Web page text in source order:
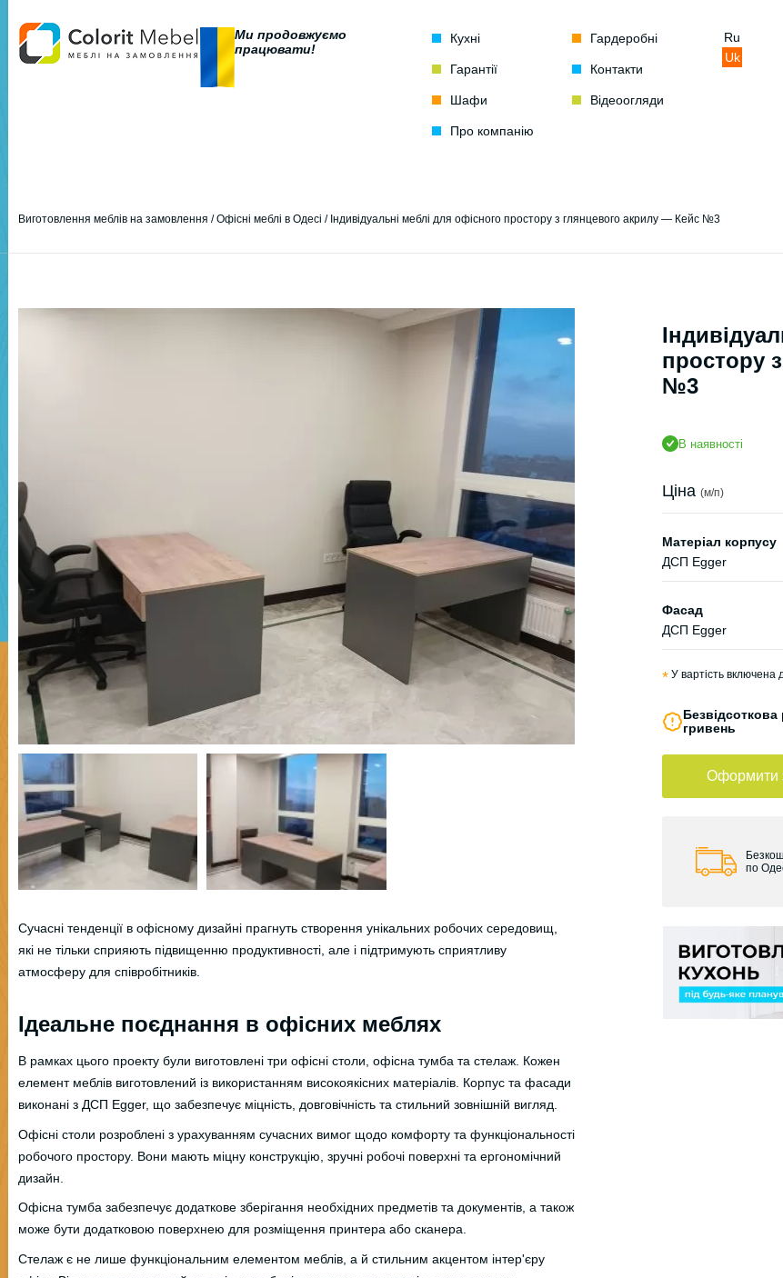
Ми продовжуємо
працювати!
Кухні Гардеробні
Гарантії Контакти
Шафи Відеоогляди
Про компанію
Uk
Ru
Виготовлення меблів на замовлення /Офісні меблі в Одесі / Індивідуальні меблі для офісного простору з глянцевого акрилу — Кейс №3
Сучасні тенденції в офісному дизайні прагнуть створення унікальних робочих середовищ,
які не тільки сприяють підвищенню продуктивності, але і підтримують сприятливу
атмосферу для співробітників.
Ідеальне поєднання в офісних меблях
В рамках цього проекту були виготовлені три офісні столи, офісна тумба та стелаж. Кожен
елемент меблів виготовлений із використанням високоякісних матеріалів. Корпус та фасади
виконані з ДСП Egger, що забезпечує міцність, довговічність та стильний зовнішній вигляд.
Офісні столи розроблені з урахуванням сучасних вимог щодо комфорту та функціональності
робочого простору. Вони мають міцну конструкцію, зручні робочі поверхні та ергономічний
дизайн.
Офісна тумба забезпечує додаткове зберігання необхідних предметів та документів, а також
може бути додатковою поверхнею для розміщення принтера або сканера.
Стелаж є не лише функціональним елементом меблів, а й стильним акцентом інтер'єру
простору
№3
В наявності
Ціна (м/п)
Матеріал корпусу
ДСП Egger
Фасад
ДСП Egger
* У вартість включена
гривень
Оформити
по